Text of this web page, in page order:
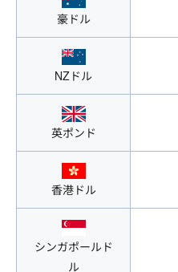
豪ドル
NZドル
英ポンド
香港ドル
シンガポールド
ル